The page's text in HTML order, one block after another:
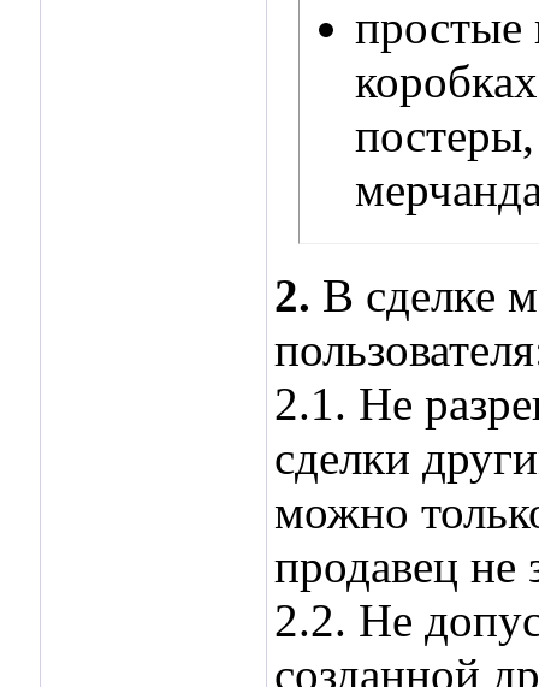
простые
2. В сделке
2.1. Не
сделки
можно
продавец не
2.2. Не
созданной